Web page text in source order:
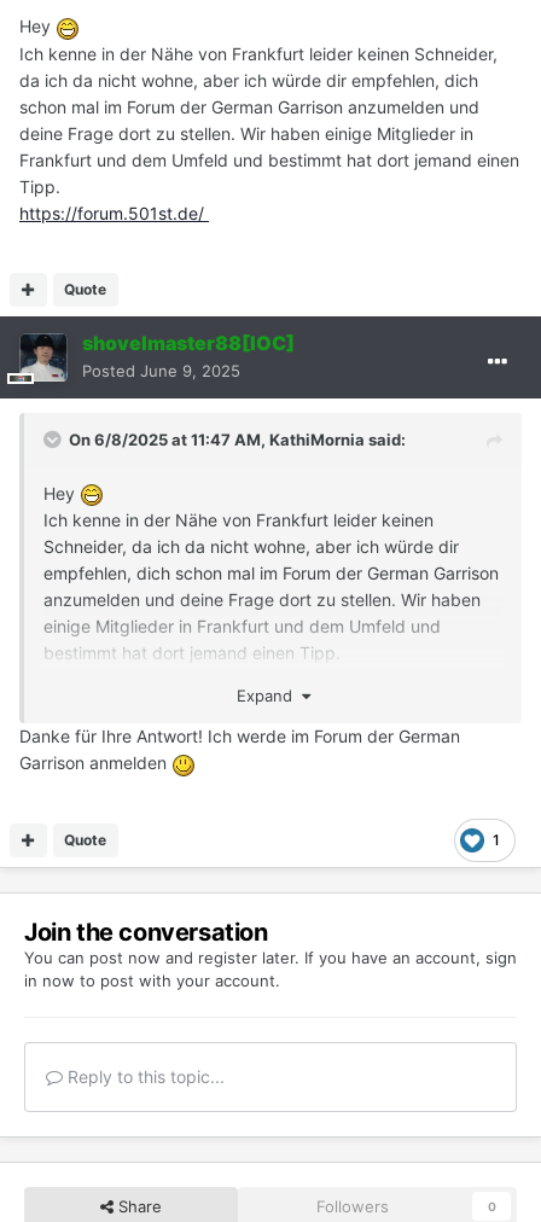
Hey
Ich kenne in der Nähe von Frankfurt leider keinen Schneider,
da ich da nicht wohne, aber ich würde dir empfehlen, dich
schon mal im Forum der German Garrison anzumelden und
deine Frage dort zu stellen. Wir haben einige Mitglieder in
Frankfurt und dem Umfeld und bestimmt hat dort jemand einen
Tipp.
https://forum.501st.de/
Quote
shovelmaster88[IOC]
Posted June 9, 2025
On 6/8/2025 at 11:47 AM, KathiMornia said:
Hey
Ich kenne in der Nähe von Frankfurt leider keinen
Schneider, da ich da nicht wohne, aber ich würde dir
empfehlen, dich schon mal im Forum der German Garrison
anzumelden und deine Frage dort zu stellen. Wir haben
einige Mitglieder in Frankfurt und dem Umfeld und
bestimmt hat dort jemand einen Tipp.
Expand
Danke für Ihre Antwort! Ich werde im Forum der German
Garrison anmelden
1
Quote
Join the conversation
You can post now and register later. If you have an account, sign
in now to post with your account.
Reply to this topic...
Share Followers 0